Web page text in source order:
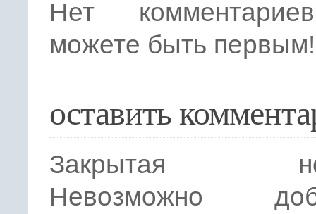
Нет
можете быть первым!
оставить
Закрытая
Невозможно